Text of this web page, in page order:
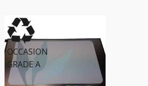
OCCASION
GRADE A